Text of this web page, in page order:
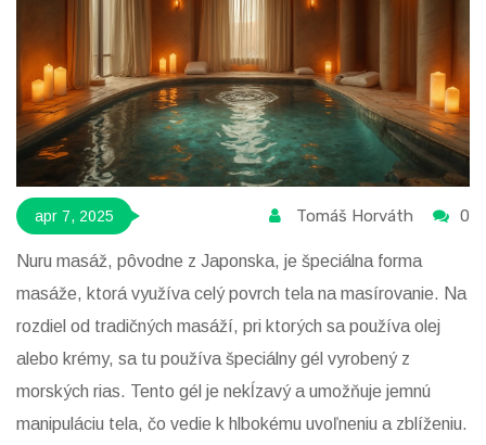
apr 7, 2025 Tomáš Horváth 0
Nuru masáž, pôvodne z Japonska, je špeciálna forma
masáže, ktorá využíva celý povrch tela na masírovanie. Na
rozdiel od tradičných masáží, pri ktorých sa používa olej
alebo krémy, sa tu používa špeciálny gél vyrobený z
morských rias. Tento gél je nekĺzavý a umožňuje jemnú
manipuláciu tela, čo vedie k hlbokému uvoľneniu a zblíženiu.